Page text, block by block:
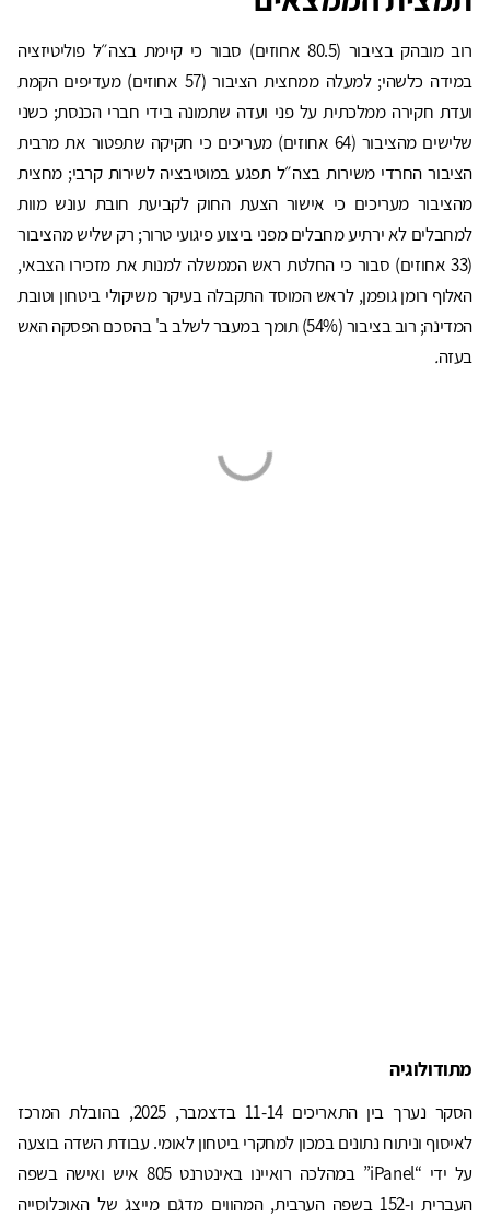
רוב מובהק בציבור (80.5 אחוזים) סבור כי קיימת בצה״ל פוליטיזציה
במידה כלשהי; למעלה ממחצית הציבור (57 אחוזים) מעדיפים הקמת
ועדת חקירה ממלכתית על פני ועדה שתמונה בידי חברי הכנסת; כשני
שלישים מהציבור (64 אחוזים) מעריכים כי חקיקה שתפטור את מרבית
הציבור החרדי משירות בצה״ל תפגע במוטיבציה לשירות קרבי; מחצית
מהציבור מעריכים כי אישור הצעת החוק לקביעת חובת עונש מוות
למחבלים לא ירתיע מחבלים מפני ביצוע פיגועי טרור; רק שליש מהציבור
(33 אחוזים) סבור כי החלטת ראש הממשלה למנות את מזכירו הצבאי,
האלוף רומן גופמן, לראש המוסד התקבלה בעיקר משיקולי ביטחון וטובת
המדינה; רוב בציבור (54%) תומך במעבר לשלב ב' בהסכם הפסקה האש
בעזה.
מתודולוגיה
הסקר נערך בין התאריכים 11-14 בדצמבר, 2025, בהובלת המרכז
לאיסוף וניתוח נתונים במכון למחקרי ביטחון לאומי. עבודת השדה בוצעה
על ידי “iPanel” במהלכה רואיינו באינטרנט 805 איש ואישה בשפה
העברית ו-152 בשפה הערבית, המהווים מדגם מייצג של האוכלוסייה